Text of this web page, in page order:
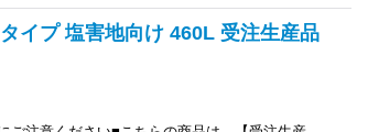
イプ 塩害地向け 460L 受注生産品